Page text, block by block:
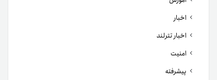
اخبار
اخبار تترلند
امنیت
پیشرفته